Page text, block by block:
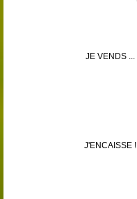
JE VENDS ...
J'ENCAISSE !